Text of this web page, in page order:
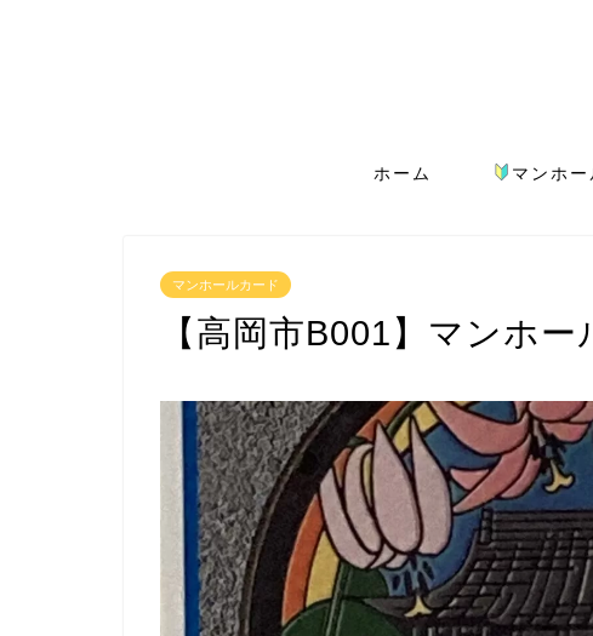
ホーム マンホ
マンホールカード
【高岡市B001】マンホー